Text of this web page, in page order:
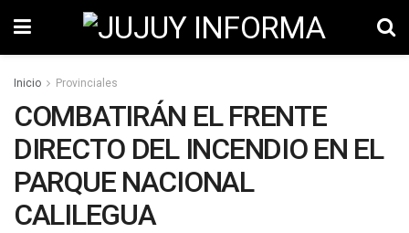
Inicio Provinciales
COMBATIRÁN EL FRENTE
DIRECTO DEL INCENDIO EN EL
PARQUE NACIONAL
CALILEGUA